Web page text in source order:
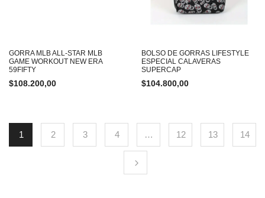
GORRA MLB ALL-STAR MLB
GAME WORKOUT NEW ERA
59FIFTY
$108.200,00
BOLSO DE GORRAS LIFESTYLE
ESPECIAL CALAVERAS
SUPERCAP
$104.800,00
1 2 3 4 … 12 13 14